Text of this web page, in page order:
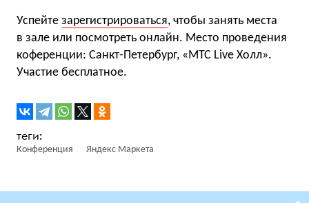
Успейте зарегистрироваться, чтобы занять места
в зале или посмотреть онлайн. Место проведения
коференции: Санкт-Петербург, «МТС Live Холл».
Участие бесплатное.
Конференция Яндекс Маркета